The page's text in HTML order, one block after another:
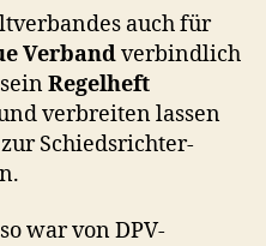
auch für
Verbandverbindlich
Regelheft
verbreiten lassen
zur Schiedsrichter-
war von DPV-